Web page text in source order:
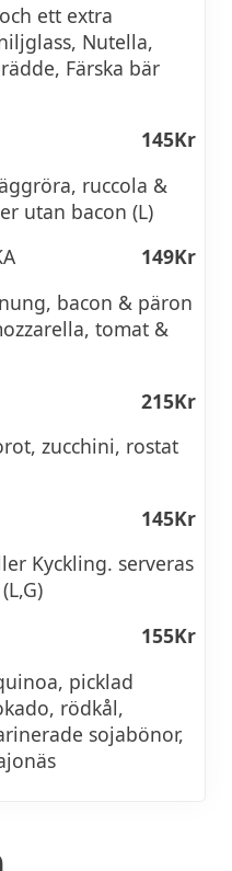
ett extra
Nutella,
Färska bär
145Kr
ruccola &
utan bacon (L)
149Kr
bacon & päron
tomat &
215Kr
zucchini, rostat
145Kr
Kyckling. serveras
155Kr
picklad
rödkål,
sojabönor,